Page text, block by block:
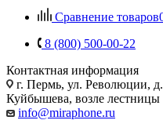
Сравнение товаров
8 (800) 500-00-22
Контактная информация
г. Пермь, ул. Революции,
Куйбышева, возле лестницы
info@miraphone.ru